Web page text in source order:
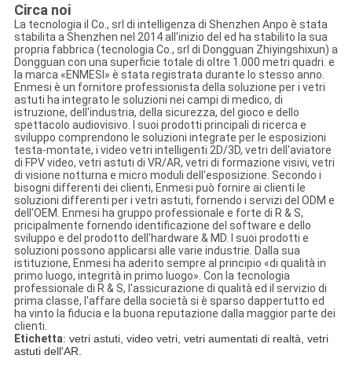
Circa noi
La tecnologia il Co., srl di intelligenza di Shenzhen Anpo è stata
stabilita a Shenzhen nel 2014 all'inizio del ed ha stabilito la sua
propria fabbrica (tecnologia Co., srl di Dongguan Zhiyingshixun) a
Dongguan con una superficie totale di oltre 1.000 metri quadri. e
la marca «ENMESI» è stata registrata durante lo stesso anno.
Enmesi è un fornitore professionista della soluzione per i vetri
astuti ha integrato le soluzioni nei campi di medico, di
istruzione, dell'industria, della sicurezza, del gioco e dello
spettacolo audiovisivo. I suoi prodotti principali di ricerca e
sviluppo comprendono le soluzioni integrate per le esposizioni
testa-montate, i video vetri intelligenti 2D/3D, vetri dell'aviatore
di FPV video, vetri astuti di VR/AR, vetri di formazione visivi, vetri
di visione notturna e micro moduli dell'esposizione. Secondo i
bisogni differenti dei clienti, Enmesi può fornire ai clienti le
soluzioni differenti per i vetri astuti, fornendo i servizi del ODM e
dell'OEM. Enmesi ha gruppo professionale e forte di R & S,
pricipalmente fornendo identificazione del software e dello
sviluppo e del prodotto dell'hardware & MD. I suoi prodotti e
soluzioni possono applicarsi alle varie industrie. Dalla sua
istituzione, Enmesi ha aderito sempre al principio «di qualità in
primo luogo, integrità in primo luogo». Con la tecnologia
professionale di R & S, l'assicurazione di qualità ed il servizio di
prima classe, l'affare della società si è sparso dappertutto ed
ha vinto la fiducia e la buona reputazione dalla maggior parte dei
clienti.
Etichetta: vetri astuti, video vetri, vetri aumentati di realtà, vetri
astuti dell'AR.